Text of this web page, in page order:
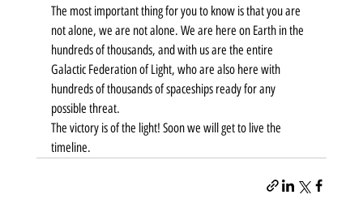
The most important thing for you to know is that you are
not alone, we are not alone. We are here on Earth in the
hundreds of thousands, and with us are the entire
Galactic Federation of Light, who are also here with
hundreds of thousands of spaceships ready for any
possible threat.
The victory is of the light! Soon we will get to live the
timeline.